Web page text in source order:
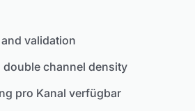
validation​
double channel density​
pro Kanal verfügbar